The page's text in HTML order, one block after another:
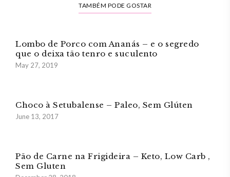
TAMBÉM PODE GOSTAR
Lombo de Porco com Ananás – e o segredo
que o deixa tão tenro e suculento
May 27, 2019
Choco à Setubalense – Paleo, Sem Glúten
June 13, 2017
Pão de Carne na Frigideira – Keto, Low Carb ,
Sem Gluten